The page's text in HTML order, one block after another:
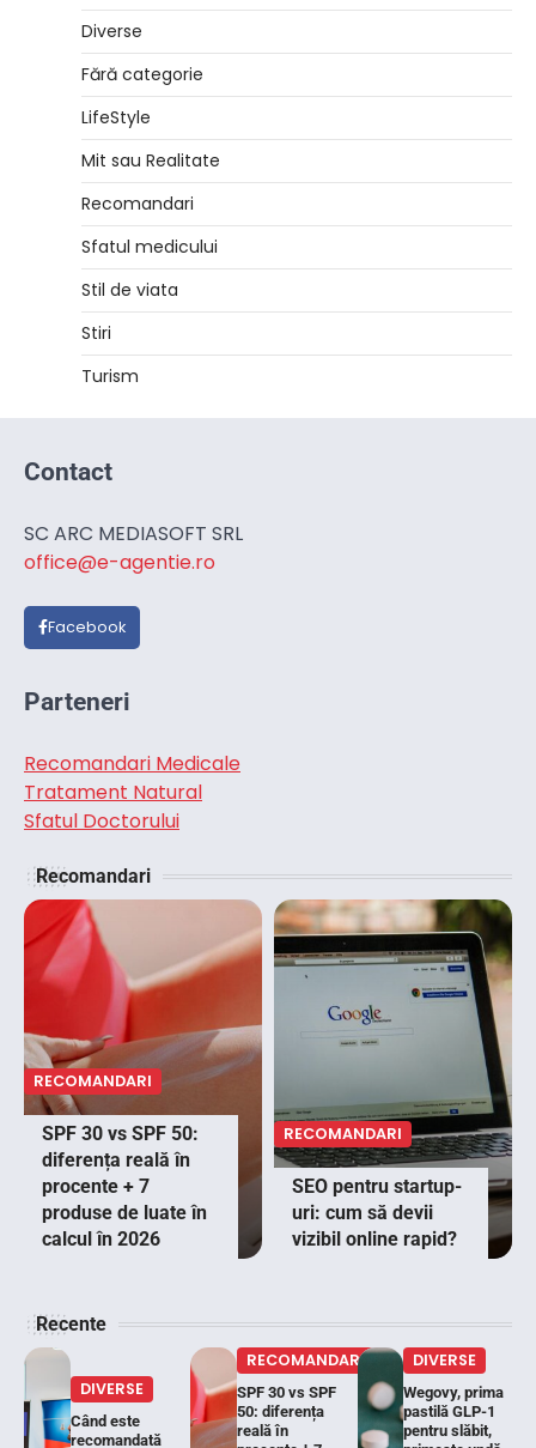
Diverse
Fără categorie
LifeStyle
Mit sau Realitate
Recomandari
Sfatul medicului
Stil de viata
Stiri
Turism
Contact
SC ARC MEDIASOFT SRL
office@e-agentie.ro
Facebook
Parteneri
Recomandari Medicale
Tratament Natural
Sfatul Doctorului
Recomandari
RECOMANDARI
SPF 30 vs SPF 50:
diferența reală în
procente + 7
produse de luate în
calcul în 2026
RECOMANDARI
SEO pentru startup-
uri: cum să devii
vizibil online rapid?
Recente
DIVERSE
Când este
recomandată
RECOMANDARI
SPF 30 vs SPF
50: diferența
reală în
DIVERSE
Wegovy, prima
pastilă GLP-1
pentru slăbit,